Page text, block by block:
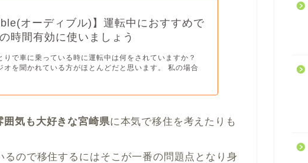
オーディブル)】運転中におすすめで
時間有効に使いましょう
りで車に乗っている時に運転中は何をされていますか？
オを聞かれている方がほとんどだと思います。 私の場合
囲気も大好きな宮崎県に本気で移住を考えたりも
ので移住するにはそこが一番の問題点となり身